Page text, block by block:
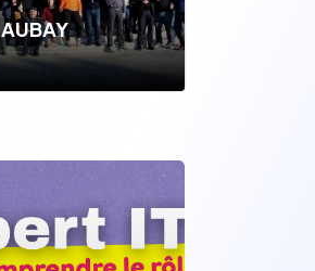
AUBAY